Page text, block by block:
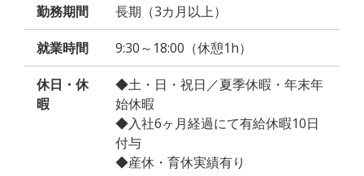
勤務期間 長期（3カ月以上）
就業時間 9:30～18:00（休憩1h）
休日・休
暇
◆土・日・祝日／夏季休暇・年末年
始休暇
◆入社6ヶ月経過にて有給休暇10日
付与
◆産休・育休実績有り